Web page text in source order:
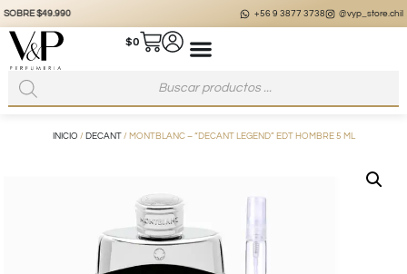
@vyp_store.chile vypstore.cl
$0
INICIO / DECANT/ MONTBLANC – “DECANT LEGEND” EDT HOMBRE 5 ML